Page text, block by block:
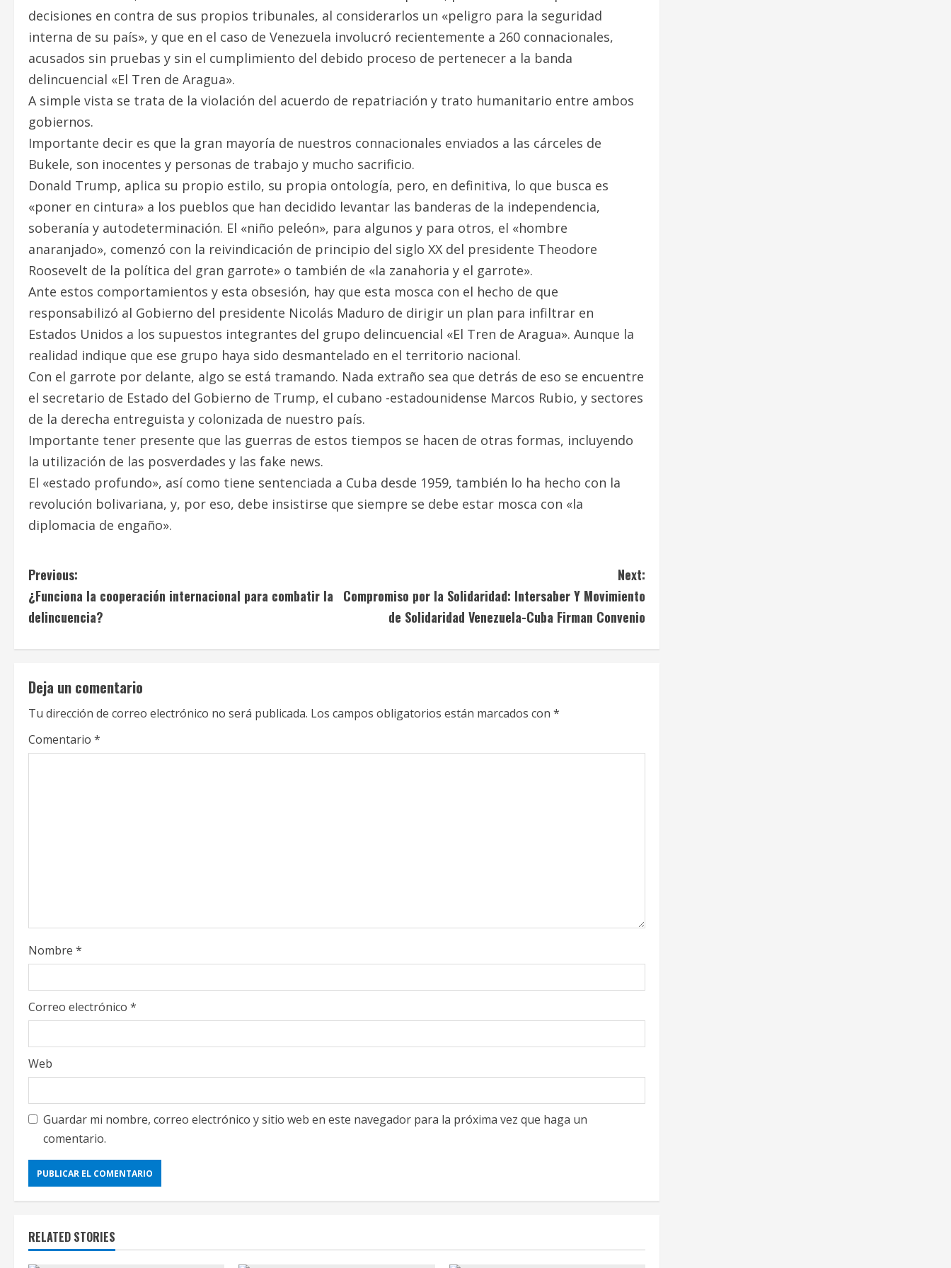
decisiones en contra de sus propios tribunales, al considerarlos un «peligro para la seguridad
interna de su país», y que en el caso de Venezuela involucró recientemente a 260 connacionales,
acusados sin pruebas y sin el cumplimiento del debido proceso de pertenecer a la banda
delincuencial «El Tren de Aragua».
A simple vista se trata de la violación del acuerdo de repatriación y trato humanitario entre ambos
gobiernos.
Importante decir es que la gran mayoría de nuestros connacionales enviados a las cárceles de
Bukele, son inocentes y personas de trabajo y mucho sacrificio.
Donald Trump, aplica su propio estilo, su propia ontología, pero, en definitiva, lo que busca es
«poner en cintura» a los pueblos que han decidido levantar las banderas de la independencia,
soberanía y autodeterminación. El «niño peleón», para algunos y para otros, el «hombre
anaranjado», comenzó con la reivindicación de principio del siglo XX del presidente Theodore
Roosevelt de la política del gran garrote» o también de «la zanahoria y el garrote».
Ante estos comportamientos y esta obsesión, hay que esta mosca con el hecho de que
responsabilizó al Gobierno del presidente Nicolás Maduro de dirigir un plan para infiltrar en
Estados Unidos a los supuestos integrantes del grupo delincuencial «El Tren de Aragua». Aunque la
realidad indique que ese grupo haya sido desmantelado en el territorio nacional.
Con el garrote por delante, algo se está tramando. Nada extraño sea que detrás de eso se encuentre
el secretario de Estado del Gobierno de Trump, el cubano -estadounidense Marcos Rubio, y sectores
de la derecha entreguista y colonizada de nuestro país.
Importante tener presente que las guerras de estos tiempos se hacen de otras formas, incluyendo
la utilización de las posverdades y las fake news.
El «estado profundo», así como tiene sentenciada a Cuba desde 1959, también lo ha hecho con la
revolución bolivariana, y, por eso, debe insistirse que siempre se debe estar mosca con «la
diplomacia de engaño».
C
o
i
n
u
i
n
g
Previous:
¿Funciona la cooperación internacional para combatir la
delincuencia?
Next:
Compromiso por la Solidaridad: Intersaber Y Movimiento
de Solidaridad Venezuela-Cuba Firman Convenio
Deja un comentario
Tu dirección de correo electrónico no será publicada. Los campos obligatorios están marcados con *
Comentario *
Nombre *
Correo electrónico *
Web
Guardar mi nombre, correo electrónico y sitio web en este navegador para la próxima vez que haga un
comentario.
RELATED STORIES